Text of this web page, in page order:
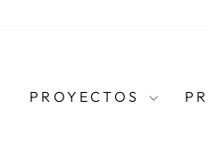
PROYECTOS